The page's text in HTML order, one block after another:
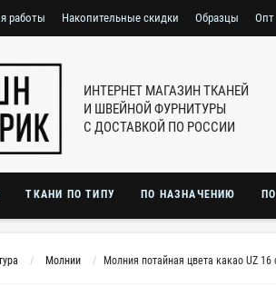
работы Накопительные скидки Образцы Опт
ИНТЕРНЕТ МАГАЗИН ТКАНЕЙ
И ШВЕЙНОЙ ФУРНИТУРЫ
С ДОСТАВКОЙ ПО РОССИИ
ТКАНИ ПО ТИПУ ПО НАЗНАЧЕНИЮ
Молнии Молния потайная цвета какао UZ